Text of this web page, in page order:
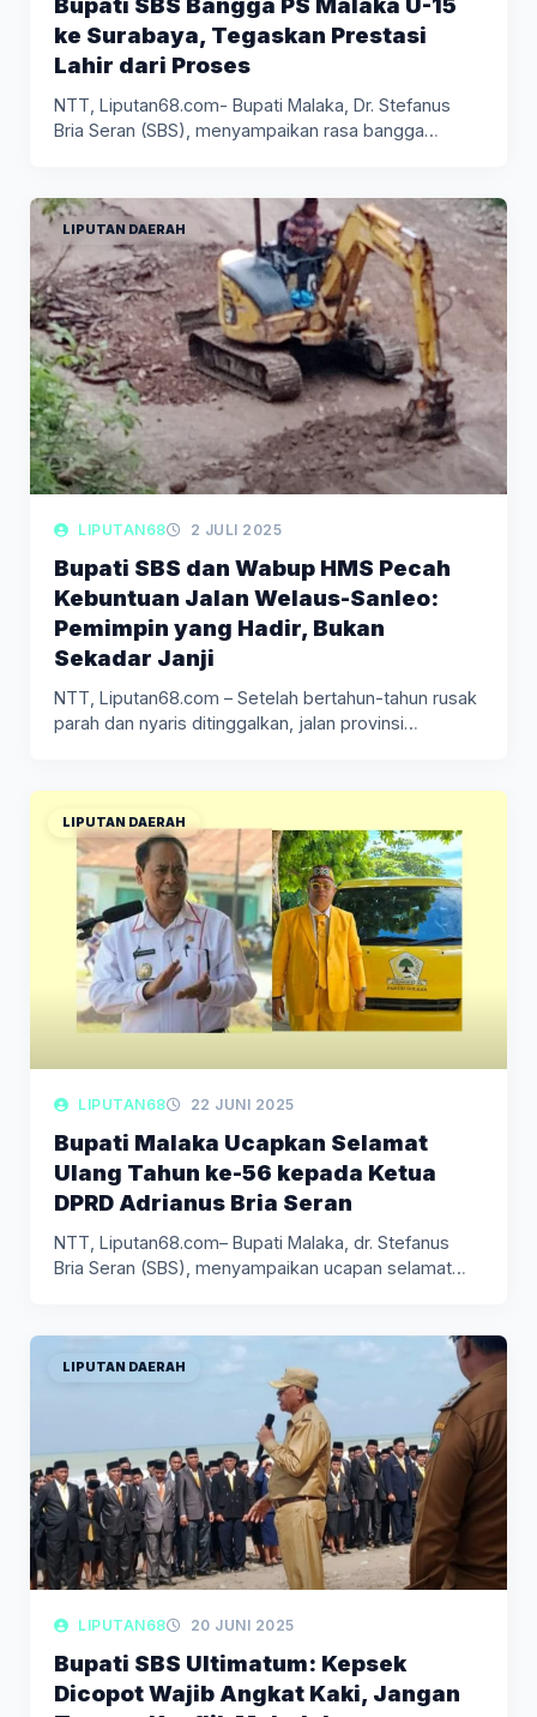
ke Surabaya, Tegaskan Prestasi
Lahir dari Proses
NTT, Liputan68.com- Bupati Malaka, Dr. Stefanus
Bria Seran (SBS), menyampaikan rasa bangga…
LIPUTAN DAERAH
LIPUTAN68 2 JULI 2025
Bupati SBS dan Wabup HMS Pecah
Kebuntuan Jalan Welaus-Sanleo:
Pemimpin yang Hadir, Bukan
Sekadar Janji
NTT, Liputan68.com – Setelah bertahun-tahun rusak
parah dan nyaris ditinggalkan, jalan provinsi…
LIPUTAN DAERAH
LIPUTAN68 22 JUNI 2025
Bupati Malaka Ucapkan Selamat
Ulang Tahun ke-56 kepada Ketua
DPRD Adrianus Bria Seran
NTT, Liputan68.com– Bupati Malaka, dr. Stefanus
Bria Seran (SBS), menyampaikan ucapan selamat…
LIPUTAN DAERAH
LIPUTAN68 20 JUNI 2025
Bupati SBS Ultimatum: Kepsek
Dicopot Wajib Angkat Kaki, Jangan